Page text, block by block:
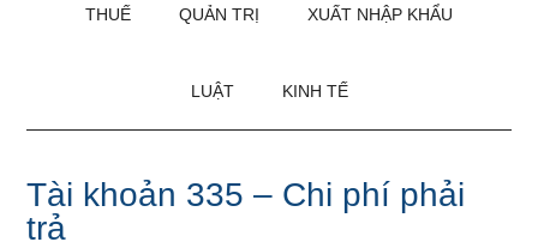
THUẾ QUẢN TRỊ XUẤT NHẬP KHẨU
LUẬT KINH TẾ
Tài khoản 335 – Chi phí phải
trả